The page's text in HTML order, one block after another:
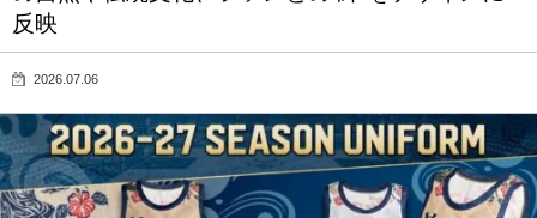
反映
2026.07.06